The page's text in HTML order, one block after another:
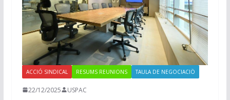
ACCIÓ SINDICAL RESUMS REUNIONS TAULA DE NEGOCIACIÖ
22/12/2025 USPAC